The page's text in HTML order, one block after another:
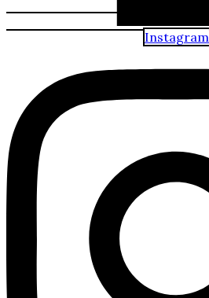
Instagram